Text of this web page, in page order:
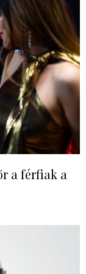
a férfiak a